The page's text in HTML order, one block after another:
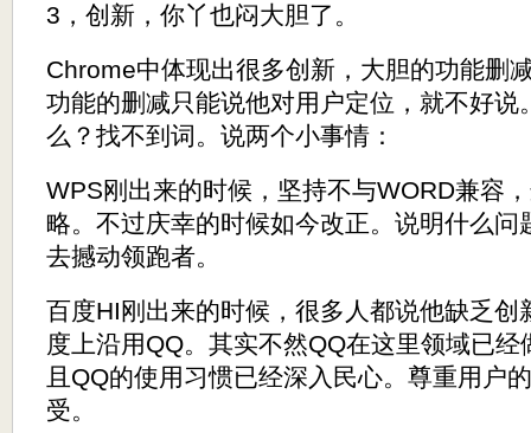
3，创新，你丫也闷大胆了。
Chrome中体现出很多创新，大胆的功能删
功能的删减只能说他对用户定位，就不好说
么？找不到词。说两个小事情：
WPS刚出来的时候，坚持不与WORD兼容
略。不过庆幸的时候如今改正。说明什么问
去撼动领跑者。
百度HI刚出来的时候，很多人都说他缺乏创
度上沿用QQ。其实不然QQ在这里领域已
且QQ的使用习惯已经深入民心。尊重用户
受。